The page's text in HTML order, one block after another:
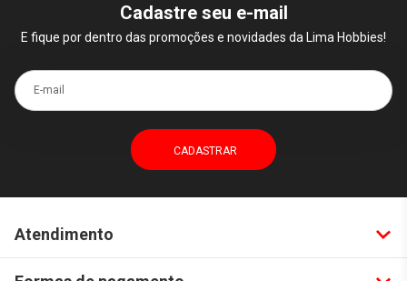
Cadastre seu e-mail
E fique por dentro das promoções e novidades da Lima Hobbies!
E-mail
Atendimento